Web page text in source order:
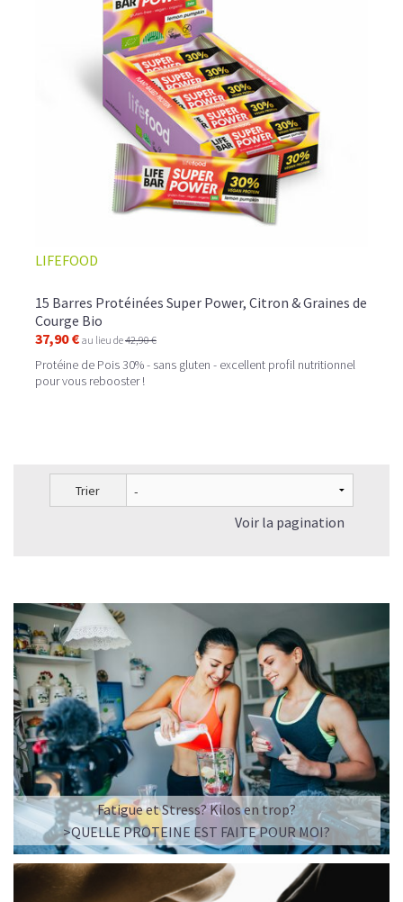
LIFEFOOD
15 Barres Protéinées Super Power, Citron & Graines de
Courge Bio
37,90 € au lieu de42,90 €
Protéine de Pois 30% - sans gluten - excellent profil nutritionnel
pour vous rebooster !
Trier
Voir la pagination
Fatigue et Stress? Kilos en trop?
>QUELLE PROTEINE EST FAITE POUR MOI?